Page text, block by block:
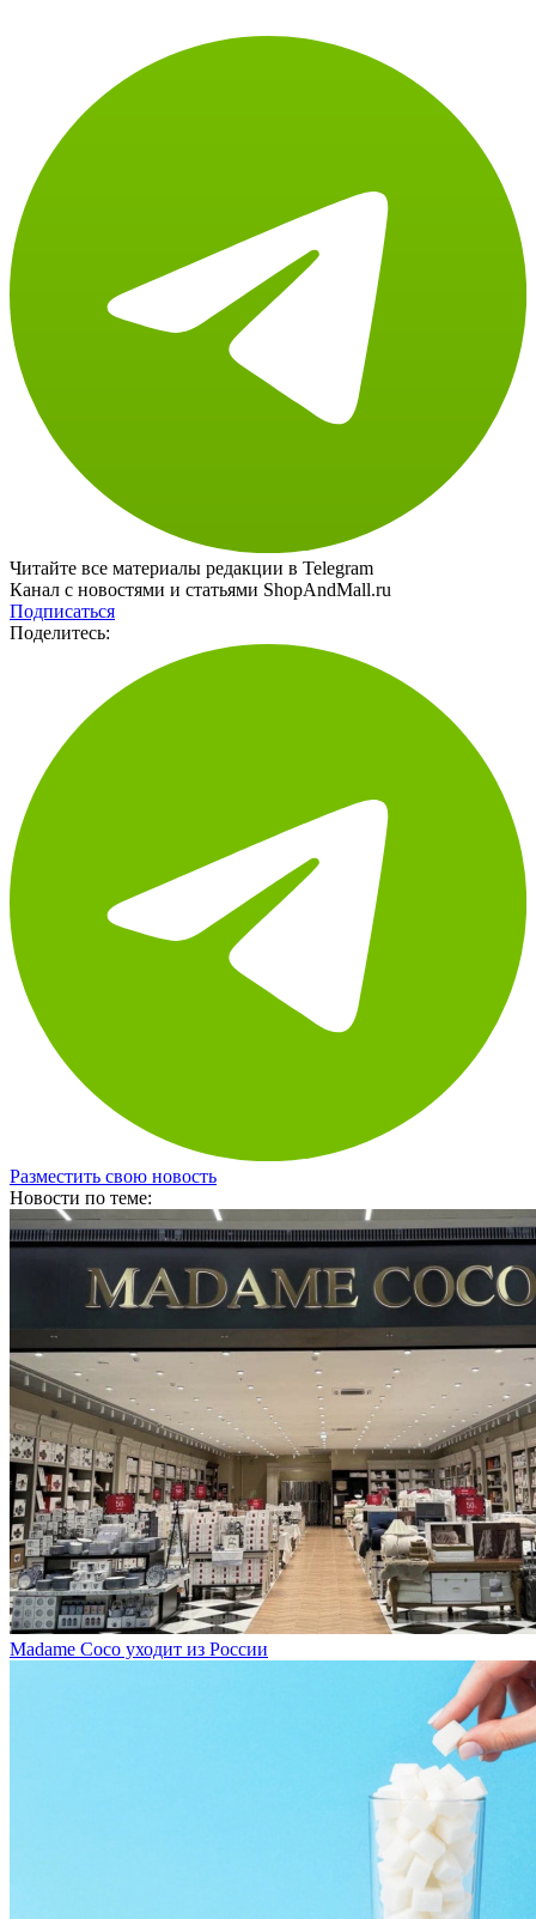
Читайте все материалы редакции в Telegram
Канал с новостями и статьями ShopAndMall.ru
Подписаться
Разместить свою новость
Новости по теме:
Madame Coco уходит из России